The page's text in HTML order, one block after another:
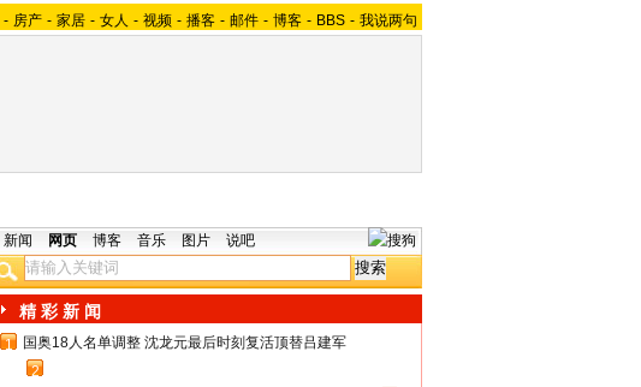
- 房产 - 家居 - 女人 - 视频 - 播客 - 邮件 - 博客 - BBS - 我说两句
新闻 网页 博客 音乐 图片 说吧
精 彩 新 闻
1
国奥18人名单调整 沈龙元最后时刻复活顶替吕建军
2